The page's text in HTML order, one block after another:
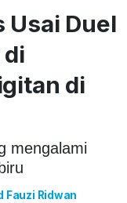
Usai Duel
di
mengalami
Fauzi Ridwan